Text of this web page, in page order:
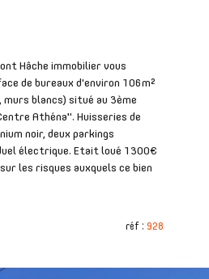
Hâche immobilier vous
de bureaux d'environ 106m²
blancs) situé au 3ème
Athéna". Huisseries de
noir, deux parkings
électrique. Etait loué 1300€
les risques auxquels ce bien
réf : 928